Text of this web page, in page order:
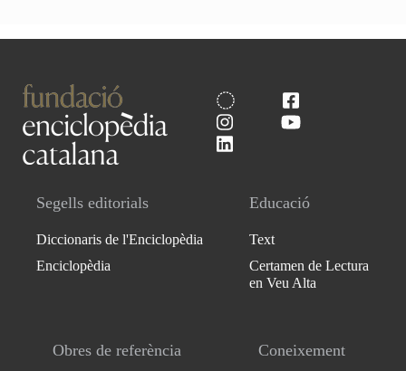
Segells editorials
Diccionaris de l'Enciclopèdia
Enciclopèdia
Educació
Text
Certamen de Lectura
en Veu Alta
Obres de referència Coneixement